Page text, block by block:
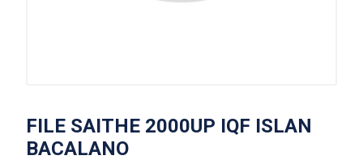
FILE SAITHE 2000UP IQF ISLAN
BACALANO